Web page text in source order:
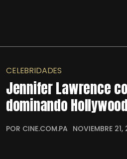
CELEBRIDADES
Jennifer Lawrence
dominando Hollywood
POR CINE.COM.PA NOVIEMBRE 21,